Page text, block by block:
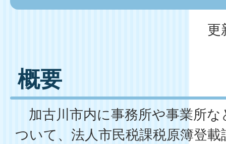
更
概要
加古川市内に事務所や事業所
ついて、法人市民税課税原簿登